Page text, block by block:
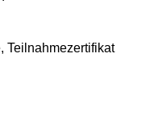
Teilnahmezertifikat